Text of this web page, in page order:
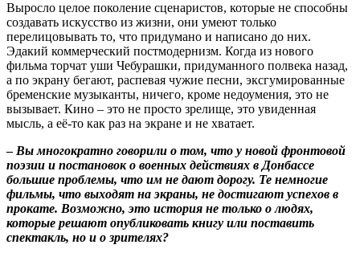
Выросло целое поколение сценаристов, которые не способны
создавать искусство из жизни, они умеют только
перелицовывать то, что придумано и написано до них.
Эдакий коммерческий постмодернизм. Когда из нового
фильма торчат уши Чебурашки, придуманного полвека назад,
а по экрану бегают, распевая чужие песни, эксгумированные
бременские музыканты, ничего, кроме недоумения, это не
вызывает. Кино – это не просто зрелище, это увиденная
мысль, а её-то как раз на экране и не хватает.
– Вы многократно говорили о том, что у новой фронтовой
поэзии и постановок о военных действиях в Донбассе
большие проблемы, что им не дают дорогу. Те немногие
фильмы, что выходят на экраны, не достигают успехов в
прокате. Возможно, это история не только о людях,
которые решают опубликовать книгу или поставить
спектакль, но и о зрителях?